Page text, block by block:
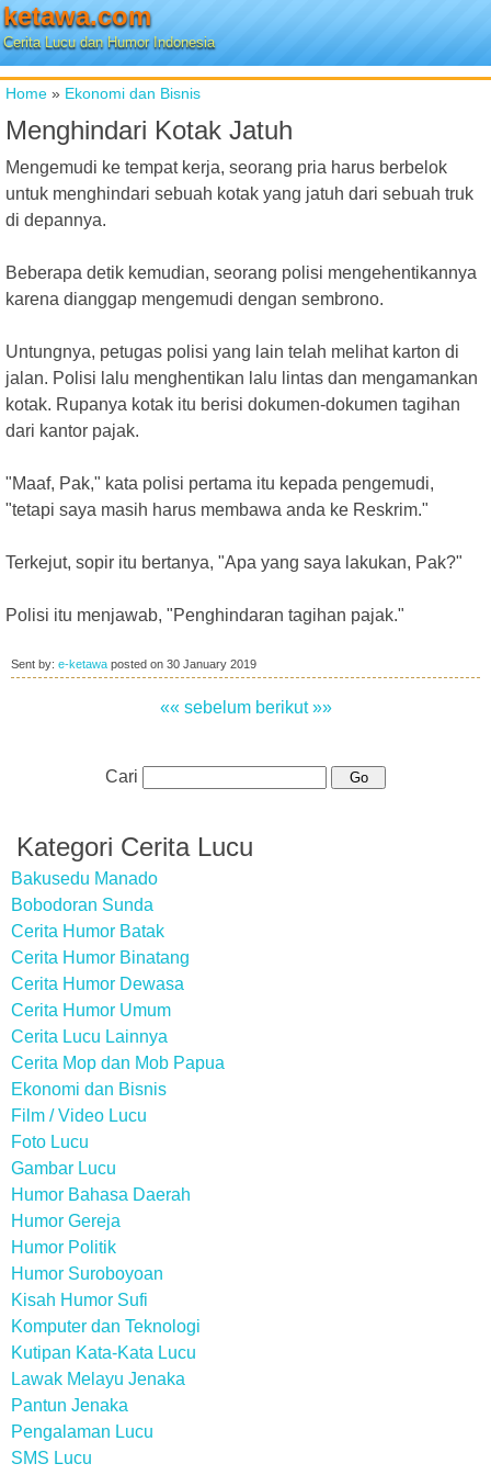
ketawa.com
Cerita Lucu dan Humor Indonesia
Home » Ekonomi dan Bisnis
Menghindari Kotak Jatuh
Mengemudi ke tempat kerja, seorang pria harus berbelok
untuk menghindari sebuah kotak yang jatuh dari sebuah truk
di depannya.
Beberapa detik kemudian, seorang polisi mengehentikannya
karena dianggap mengemudi dengan sembrono.
Untungnya, petugas polisi yang lain telah melihat karton di
jalan. Polisi lalu menghentikan lalu lintas dan mengamankan
kotak. Rupanya kotak itu berisi dokumen-dokumen tagihan
dari kantor pajak.
"Maaf, Pak," kata polisi pertama itu kepada pengemudi,
"tetapi saya masih harus membawa anda ke Reskrim."
Terkejut, sopir itu bertanya, "Apa yang saya lakukan, Pak?"
Polisi itu menjawab, "Penghindaran tagihan pajak."
Sent by: e-ketawa posted on 30 January 2019
«« sebelum berikut »»
Cari
Kategori Cerita Lucu
Bakusedu Manado
Bobodoran Sunda
Cerita Humor Batak
Cerita Humor Binatang
Cerita Humor Dewasa
Cerita Humor Umum
Cerita Lucu Lainnya
Cerita Mop dan Mob Papua
Ekonomi dan Bisnis
Film / Video Lucu
Foto Lucu
Gambar Lucu
Humor Bahasa Daerah
Humor Gereja
Humor Politik
Humor Suroboyoan
Kisah Humor Sufi
Komputer dan Teknologi
Kutipan Kata-Kata Lucu
Lawak Melayu Jenaka
Pantun Jenaka
Pengalaman Lucu
SMS Lucu